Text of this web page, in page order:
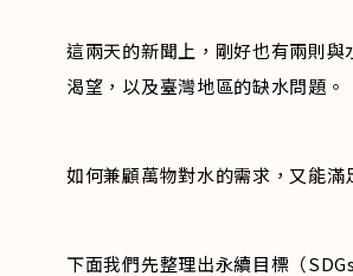
這兩天的新聞上，剛好也有兩則
渴望，以及臺灣地區的缺水問題。
如何兼顧萬物對水的需求，又能
下面我們先整理出永續目標（